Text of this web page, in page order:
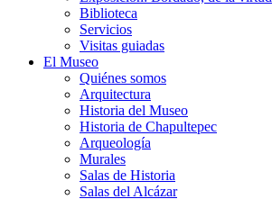
Biblioteca
Servicios
Visitas guiadas
El Museo
Quiénes somos
Arquitectura
Historia del Museo
Historia de Chapultepec
Arqueología
Murales
Salas de Historia
Salas del Alcázar